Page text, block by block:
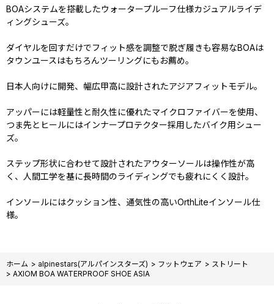
BOAシステムを搭載したウォータープルーフ仕様カジュアルライデ
ィングシューズ。
ダイヤルを回すだけでフィット感を調整で脱ぎ履きも容易なBOAは
タウンユースはもちろんツーリングにもお薦め。
日本人向けに開発、幅広甲高に設計されたアジアフィットモデル。
アッパーには軽量性と耐久性に優れたマイクロファイバーを使用、
つま先とヒールにはインナープロテクター採用したバイク用シュー
ズ。
ステップ形状に合わせて設計されたアウターソールは操作性が高
く、人間工学を基に長時間のライディングでも疲れにくく設計。
インソールにはクッション性、通気性の高いOrthLiteインソール仕
様。
ホーム > alpinestars(アルパインスターズ) > フットウェア > ストリート
> AXIOM BOA WATERPROOF SHOE ASIA